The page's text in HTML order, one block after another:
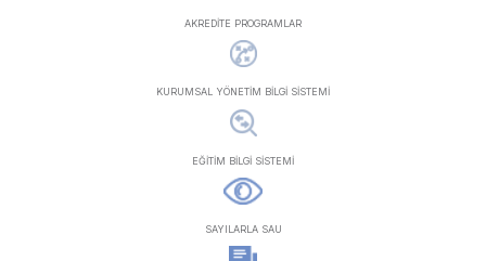
AKREDİTE PROGRAMLAR
KURUMSAL YÖNETİM BİLGİ SİSTEMİ
EĞİTİM BİLGİ SİSTEMİ
SAYILARLA SAU